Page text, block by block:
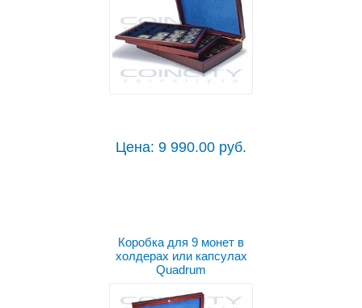
Цена: 9 990.00 руб.
Коробка для 9 монет в
холдерах или капсулах
Quadrum